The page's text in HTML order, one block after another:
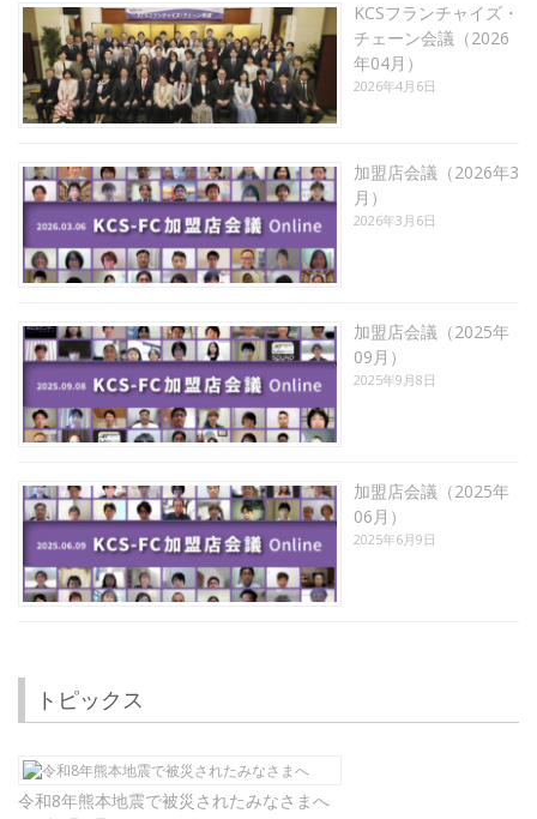
KCSフランチャイズ・
チェーン会議（2026
年04月）
2026年4月6日
加盟店会議（2026年3
月）
2026年3月6日
加盟店会議（2025年
09月）
2025年9月8日
加盟店会議（2025年
06月）
2025年6月9日
トピックス
令和8年熊本地震で被災されたみなさまへ